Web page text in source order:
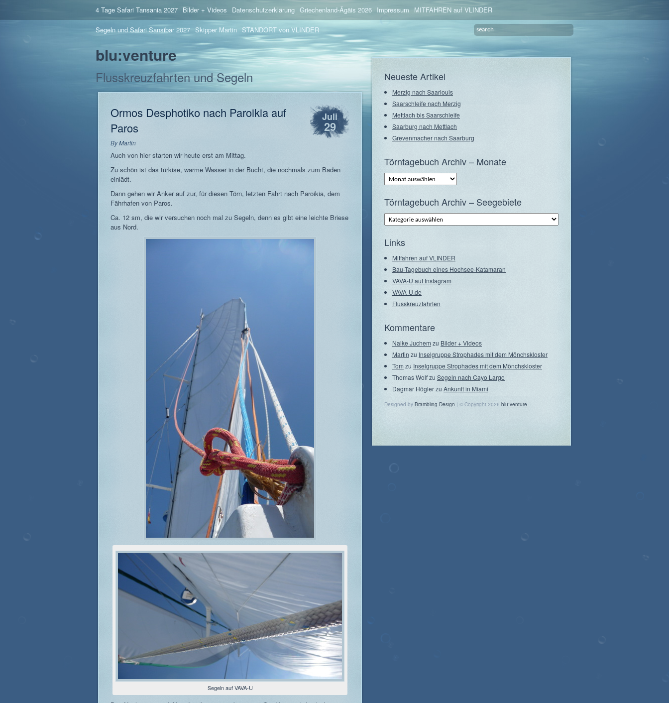
4 Tage Safari Tansania 2027 Bilder + Videos Datenschutzerklärung Griechenland-Ägäis 2026 Impressum MITFAHREN auf VLINDER
Segeln und Safari Sansibar 2027 Skipper Martin STANDORT von VLINDER
blu:venture
Flusskreuzfahrten und Segeln
Ormos Desphotiko nach Paroikia auf
Paros
ByMartin
Juli
29
Auch von hier starten wir heute erst am Mittag.
Zu schön ist das türkise, warme Wasser in der Bucht, die nochmals zum Baden
einlädt.
Dann gehen wir Anker auf zur, für diesen Törn, letzten Fahrt nach Paroikia, dem
Fährhafen von Paros.
Ca. 12 sm, die wir versuchen noch mal zu Segeln, denn es gibt eine leichte Briese
aus Nord.
Segeln auf VAVA-U
Neueste Artikel
Merzig nach Saarlouis
Saarschleife nach Merzig
Mettlach bis Saarschleife
Saarburg nach Mettlach
Grevenmacher nach Saarburg
Törntagebuch Archiv – Monate
Törntagebuch
Archiv
–
Törntagebuch Archiv – Seegebiete
Törntagebuch
Archiv
–
Links
Mitfahren auf VLINDER
Bau-Tagebuch eines Hochsee-Katamaran
VAVA-U auf Instagram
VAVA-U.de
Flusskreuzfahrten
Kommentare
Naike Juchemzu Bilder + Videos
Martin zu Inselgruppe Strophades mit dem Mönchskloster
Tom zu Inselgruppe Strophades mit dem Mönchskloster
Thomas Wolfzu Segeln nach Cayo Largo
Dagmar Höglerzu Ankunft in Miami
Designed by Brambling Design | © Copyright 2026 blu:venture